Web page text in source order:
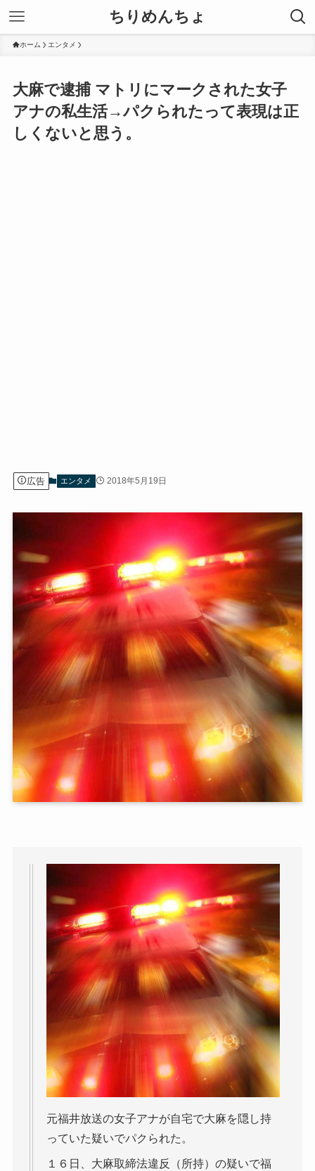
ちりめんちょ
ホーム エンタメ
大麻で逮捕 マトリにマークされた女子
アナの私生活→パクられたって表現は正
しくないと思う。
広告 エンタメ 2018年5月19日
元福井放送の女子アナが自宅で大麻を隠し持
っていた疑いでパクられた。
１６日、大麻取締法違反（所持）の疑いで福